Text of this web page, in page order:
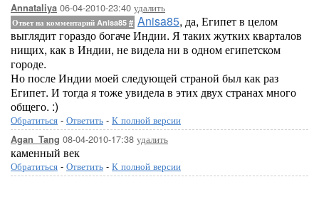
Annataliya 06-04-2010-23:40 удалить
Ответ на комментарий Anisa85 # Anisa85, да, Египет в целом
выглядит гораздо богаче Индии. Я таких жутких кварталов
нищих, как в Индии, не видела ни в одном египетском
городе.
Но после Индии моей следующей страной был как раз
Египет. И тогда я тоже увидела в этих двух странах много
общего. :)
Обратиться - Ответить - К полной версии
Agan_Tang 08-04-2010-17:38 удалить
каменный век
Обратиться - Ответить - К полной версии